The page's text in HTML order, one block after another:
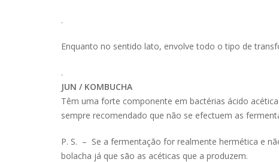
.
Enquanto no sentido lato, envolve todo o tipo de
.
JUN / KOMBUCHA
Têm uma forte componente em bactérias ácido
sempre recomendado que não se efectuem as
P. S. – Se a fermentação for realmente hermética e
bolacha já que são as acéticas que a produzem.